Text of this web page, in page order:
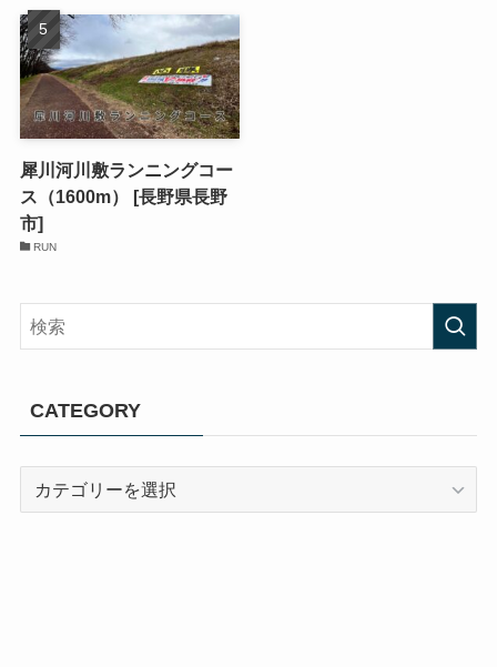
犀川河川敷ランニングコー
ス（1600m） [長野県長野
市]
RUN
CATEGORY
CATEGORY